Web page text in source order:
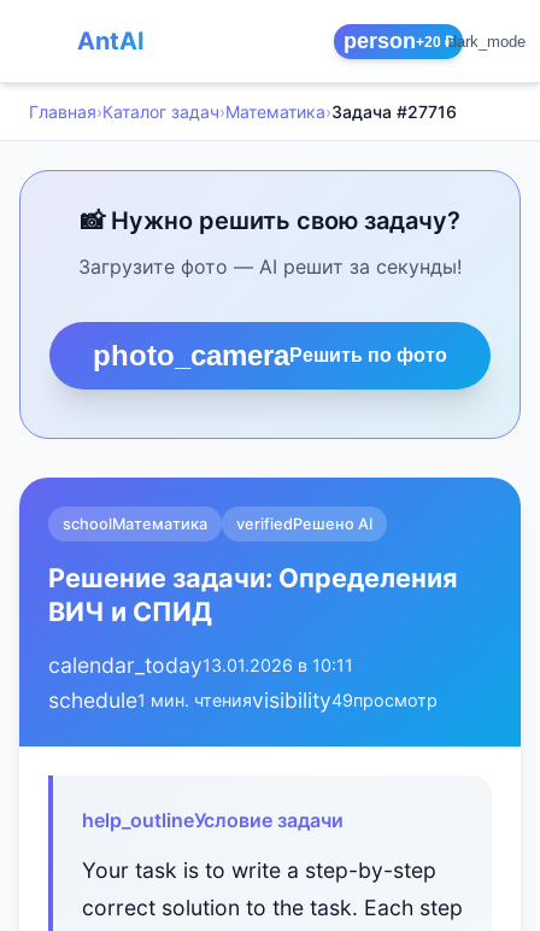
AntAI person+20 ₽dark_mode
Главная›Каталог задач›Математика›Задача #27716
📸 Нужно решить свою задачу?
Загрузите фото — AI решит за секунды!
photo_cameraРешить по фото
schoolМатематика verifiedРешено AI
Решение задачи: Определения
ВИЧ и СПИД
calendar_today13.01.2026 в 10:11
schedule1 мин. чтенияvisibility49просмотр
help_outlineУсловие задачи
Your task is to write a step-by-step
correct solution to the task. Each step